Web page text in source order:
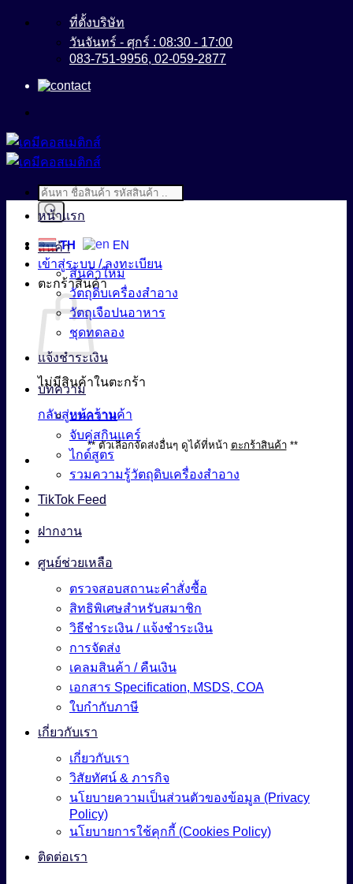
ข้าม
เนื้อหา
ที่ตั้งบริษัท
วันจันทร์ - ศุกร์ : 08:30 - 17:00
083-751-9956, 02-059-2877
Products
search
TH
EN
เข้าสู่ระบบ / ลงทะเบียน
ตะกร้าสินค้า
ไม่มีสินค้าในตะกร้า
กลับสู่หน้าร้านค้า
** ตัวเลือกจัดส่งอื่นๆ ดูได้ที่หน้า ตะกร้าสินค้า**
หน้าแรก
สินค้า
สินค้าใหม่
วัตถุดิบเครื่องสำอาง
วัตถุเจือปนอาหาร
ชุดทดลอง
แจ้งชำระเงิน
บทความ
บทความ
จับคู่สกินแคร์
ไกด์สูตร
รวมความรู้วัตถุดิบเครื่องสำอาง
TikTok Feed
ฝากงาน
ศูนย์ช่วยเหลือ
ตรวจสอบสถานะคำสั่งซื้อ
สิทธิพิเศษสำหรับสมาชิก
วิธีชำระเงิน / แจ้งชำระเงิน
การจัดส่ง
เคลมสินค้า / คืนเงิน
เอกสาร Specification, MSDS, COA
ใบกำกับภาษี
เกี่ยวกับเรา
เกี่ยวกับเรา
วิสัยทัศน์ & ภารกิจ
นโยบายความเป็นส่วนตัวของข้อมูล (Privacy
Policy)
นโยบายการใช้คุกกี้ (Cookies Policy)
ติดต่อเรา